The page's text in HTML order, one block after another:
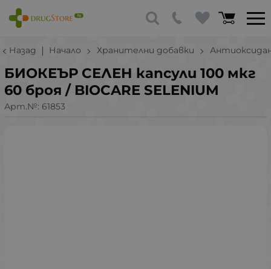
Назад Начало Хранителни добавки
БИОКЕЪР СЕЛЕН капсули 100 мкг
60 броя / BIOCARE SELENIUM
Арт.№: 61853